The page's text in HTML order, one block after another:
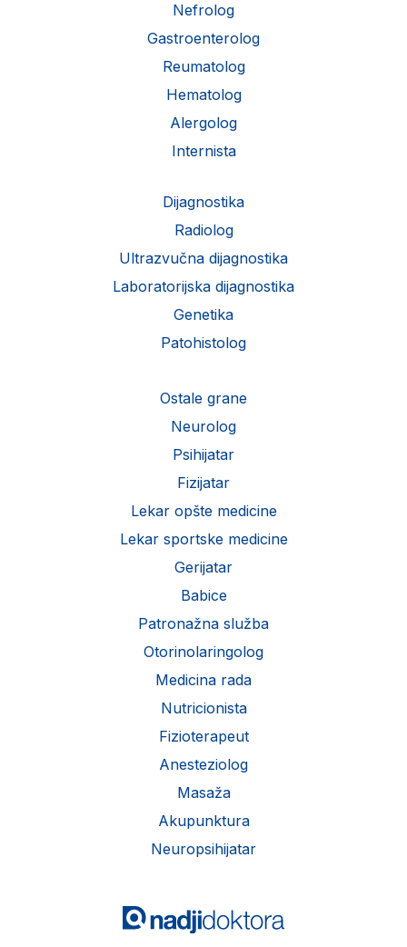
Nefrolog
Gastroenterolog
Reumatolog
Hematolog
Alergolog
Internista
Dijagnostika
Radiolog
Ultrazvučna dijagnostika
Laboratorijska dijagnostika
Genetika
Patohistolog
Ostale grane
Neurolog
Psihijatar
Fizijatar
Lekar opšte medicine
Lekar sportske medicine
Gerijatar
Babice
Patronažna služba
Otorinolaringolog
Medicina rada
Nutricionista
Fizioterapeut
Anesteziolog
Masaža
Akupunktura
Neuropsihijatar